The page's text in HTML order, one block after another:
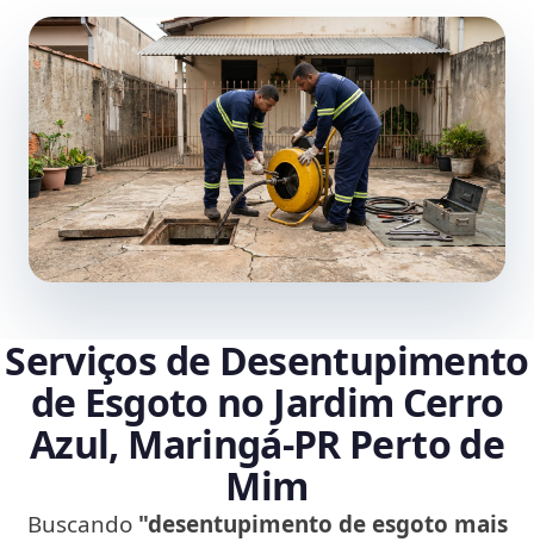
Serviços de Desentupimento
de Esgoto no Jardim Cerro
Azul, Maringá‑PR Perto de
Mim
Buscando "desentupimento de esgoto mais